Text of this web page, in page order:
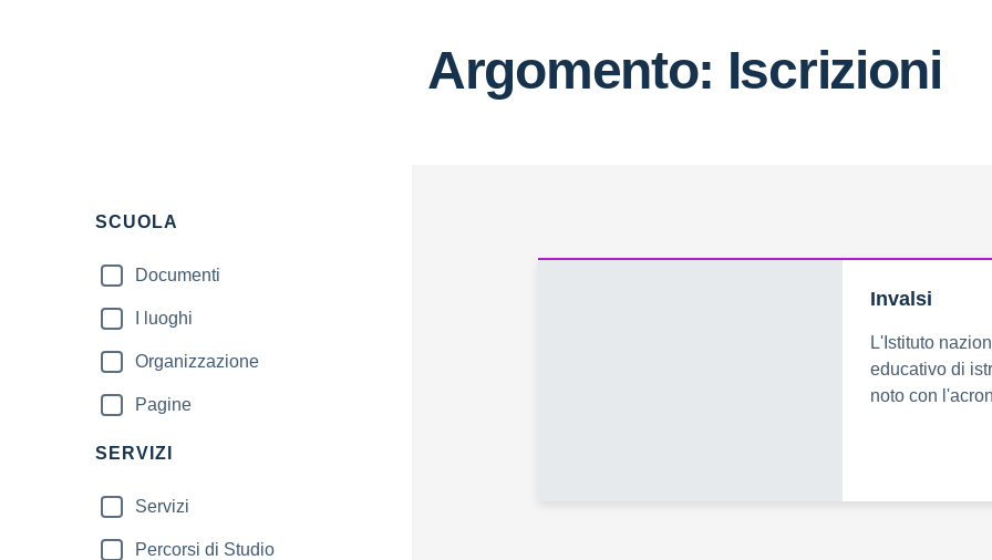
Argomento: Iscrizioni
Filtri
SCUOLA
Documenti
I luoghi
Organizzazione
Pagine
SERVIZI
Servizi
Percorsi di Studio
Invalsi
L'Istituto
educativo di
noto con